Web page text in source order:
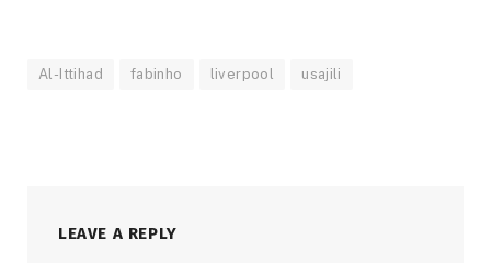
Al-Ittihad fabinho liverpool usajili
LEAVE A REPLY